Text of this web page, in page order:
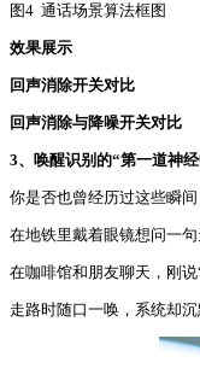
图4 通话场景算法框图
效果展示
回声消除开关对比
回声消除与降噪开关对比
3、唤醒识别的“第一道神
你是否也曾经历过这些瞬间
在地铁里戴着眼镜想问一
在咖啡馆和朋友聊天，刚
走路时随口一唤，系统却